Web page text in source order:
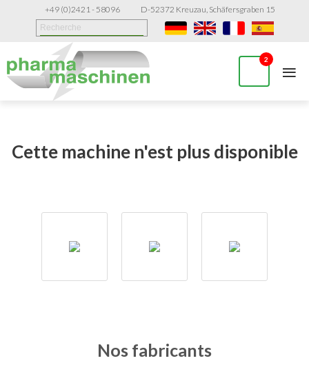
+49 (0)2421 - 58096 D-52372 Kreuzau, Schäfersgraben 15
2 ≡
Cette machine n'est plus disponible
Nos fabricants